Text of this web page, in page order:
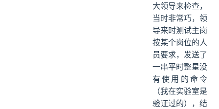
大领导来检查，
当时非常巧，领
导来时测试主岗
按某个岗位的人
员要求，发送了
一串平时整星没
有使用的命令
（我在实验室是
验证过的），结